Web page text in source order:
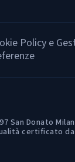
Policy e
San Donato
certificato da